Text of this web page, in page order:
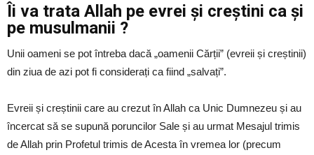
Îi va trata Allah pe evrei și creștini ca și
pe musulmanii ?
Unii oameni se pot întreba dacă „oamenii Cărții” (evreii și creștinii)
din ziua de azi pot fi considerați ca fiind „salvați”.
Evreii și creștinii care au crezut în Allah ca Unic Dumnezeu și au
încercat să se supună poruncilor Sale și au urmat Mesajul trimis
de Allah prin Profetul trimis de Acesta în vremea lor (precum